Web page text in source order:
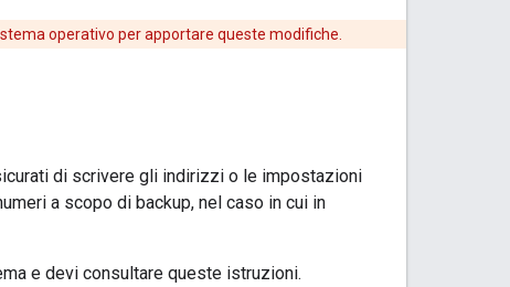
operativo per apportare queste modifiche.
di scrivere gli indirizzi o le impostazioni
a scopo di backup, nel caso in cui in
e devi consultare queste istruzioni.